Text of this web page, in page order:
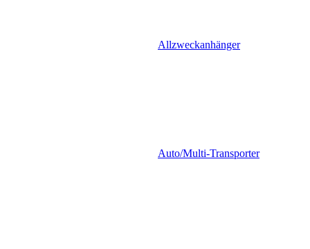
Allzweckanhänger
Auto/Multi-Transporter